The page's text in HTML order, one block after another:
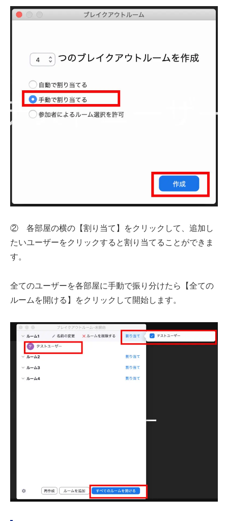
② 各部屋の横の【割り当て】をクリックして、追加し
たいユーザーをクリックすると割り当てることができま
す。
全てのユーザーを各部屋に手動で振り分けたら【全ての
ルームを開ける】をクリックして開始します。